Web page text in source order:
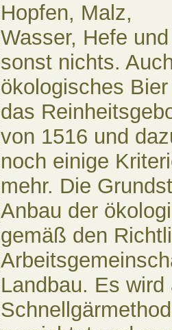
Hopfen, Malz,
Wasser, Hefe und
sonst nichts.
ökologisches
das
von 1516 und
noch einige
mehr. Die
Anbau der
gemäß den
Landbau. Es wird